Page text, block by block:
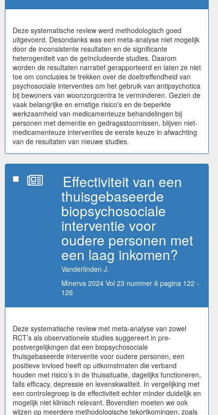
Deze systematische review werd methodologisch goed
uitgevoerd. Desondanks was een meta-analyse niet mogelijk
door de inconsistente resultaten en de significante
heterogeniteit van de geïncludeerde studies. Daarom
worden de resultaten narratief gerapporteerd en laten ze niet
toe om conclusies te trekken over de doeltreffendheid van
psychosociale interventies om het gebruik van antipsychotica
bij bewoners van woonzorgcentra te verminderen. Gezien de
vaak belangrijke en ernstige risico's en de beperkte
werkzaamheid van medicamenteuze behandelingen bij
personen met dementie en gedragsstoornissen, blijven niet-
medicamenteuze interventies de eerste keuze in afwachting
van de resultaten van nieuwe studies.
Effectiviteit van een
thuisgebaseerde
biopsychosociale
interventie voor
oudere personen met
een laag inkomen?
Vanderlinden J.
Minerva 2024 Vol 23 nummer 6 pagina 122 -
126
Deze systematische review met meta-analyse van zowel
RCT’s als observationele studies suggereert in pre-
postvergelijkingen dat een biopsychosociale
thuisgebaseerde interventie voor oudere personen, een
positieve invloed heeft op uitkomstmaten die verband
houden met risico’s in de thuissituatie, dagelijks functioneren,
falls efficacy, depressie en levenskwaliteit. In vergelijking met
een controlegroep is de effectiviteit echter minder duidelijk en
mogelijk niet klinisch relevant. Bovendien moeten we ook
wijzen op meerdere methodologische tekortkomingen, zoals